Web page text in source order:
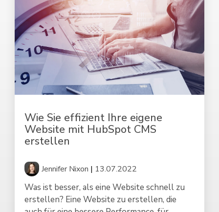
Wie Sie effizient Ihre eigene
Website mit HubSpot CMS
erstellen
Jennifer Nixon | 13.07.2022
Was ist besser, als eine Website schnell zu
erstellen? Eine Website zu erstellen, die